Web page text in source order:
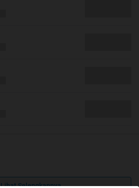
Lihat Selengkapnya